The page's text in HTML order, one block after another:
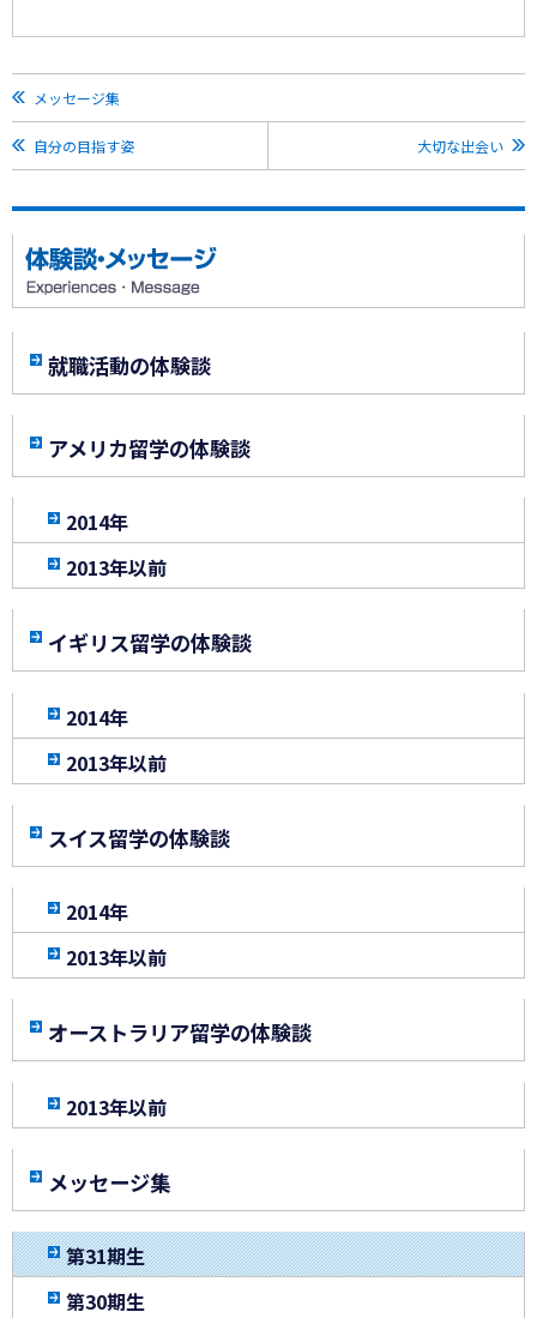
メッセージ集
自分の目指す姿 大切な出会い
就職活動の体験談
アメリカ留学の体験談
2014年
2013年以前
イギリス留学の体験談
2014年
2013年以前
スイス留学の体験談
2014年
2013年以前
オーストラリア留学の体験談
2013年以前
メッセージ集
第31期生
第30期生